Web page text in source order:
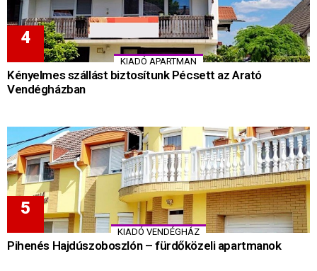
KIADÓ APARTMAN
Kényelmes szállást biztosítunk Pécsett az Arató
Vendégházban
KIADÓ VENDÉGHÁZ
Pihenés Hajdúszoboszlón – fürdőközeli apartmanok